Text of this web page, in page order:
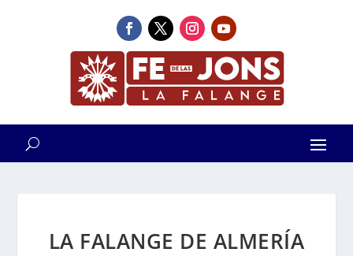
LA FALANGE DE ALMERÍA